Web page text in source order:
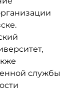
службы